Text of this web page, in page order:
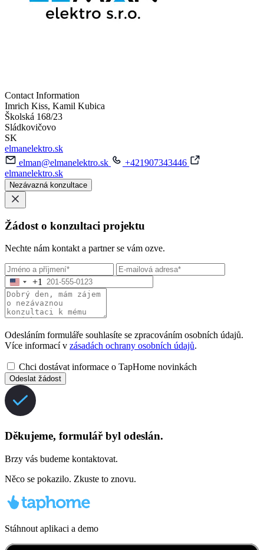
Contact Information
Imrich Kiss, Kamil Kubica
Školská 168/23
Sládkovičovo
SK
elmanelektro.sk
elman@elmanelektro.sk
+421907343446
elmanelektro.sk
Nezávazná konzultace
Žádost o konzultaci projektu
Nechte nám kontakt a partner se vám ozve.
+1
Odesláním formuláře souhlasíte se zpracováním osobních údajů.
Více informací v zásadách ochrany osobních údajů.
Chci dostávat informace o TapHome novinkách
Odeslat žádost
Děkujeme, formulář byl odeslán.
Brzy vás budeme kontaktovat.
Něco se pokazilo. Zkuste to znovu.
Stáhnout aplikaci a demo